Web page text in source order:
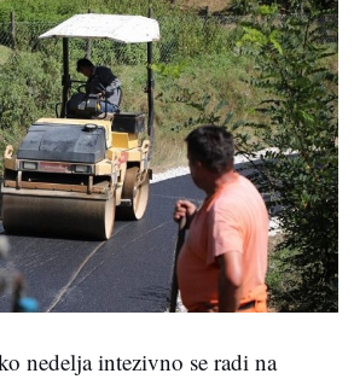
nedelja intezivno se radi na